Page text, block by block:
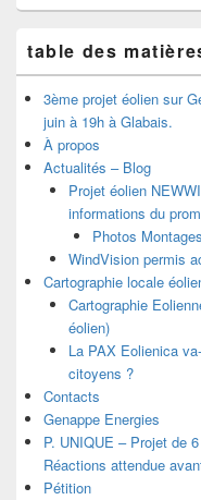
table des
3ème projet éolien sur
juin à 19h à Glabais.
À propos
Actualités – Blog
Projet éolien
informations du
Photos Montages
WindVision permis
Cartographie locale
Cartographie
éolien)
La PAX Eolienica
citoyens ?
Contacts
Genappe Energies
P. UNIQUE – Projet de
Réactions attendue
Pétition